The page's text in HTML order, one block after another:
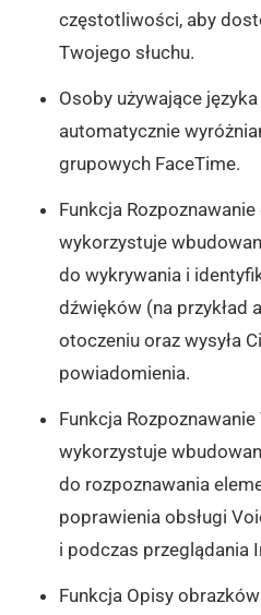
częstotliwości, aby
Twojego słuchu.
Osoby używające
automatycznie
grupowych FaceTime.
Funkcja
wykorzystuje
do wykrywania i
dźwięków (na przykład
otoczeniu oraz wysyła
powiadomienia.
Funkcja
wykorzystuje
do rozpoznawania
poprawienia obsługi
i podczas przeglądania
Funkcja Opisy